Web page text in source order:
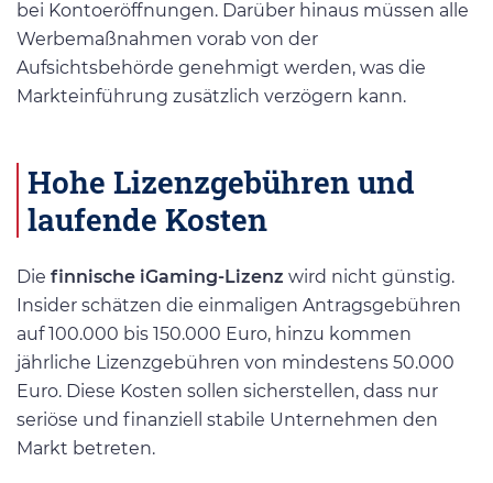
bei Kontoeröffnungen. Darüber hinaus müssen alle
Werbemaßnahmen vorab von der
Aufsichtsbehörde genehmigt werden, was die
Markteinführung zusätzlich verzögern kann.
Hohe Lizenzgebühren und
laufende Kosten
Die finnische iGaming-Lizenz wird nicht günstig.
Insider schätzen die einmaligen Antragsgebühren
auf 100.000 bis 150.000 Euro, hinzu kommen
jährliche Lizenzgebühren von mindestens 50.000
Euro. Diese Kosten sollen sicherstellen, dass nur
seriöse und finanziell stabile Unternehmen den
Markt betreten.